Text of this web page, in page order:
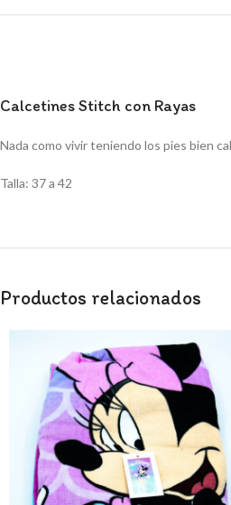
Calcetines Stitch con Rayas
Nada como vivir teniendo los pies bien
Talla: 37 a 42
Productos relacionados